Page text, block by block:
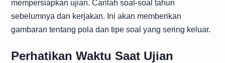
mempersiapkan ujian. Carilah soal-soal tahun
sebelumnya dan kerjakan. Ini akan memberikan
gambaran tentang pola dan tipe soal yang sering keluar.
Perhatikan Waktu Saat Ujian